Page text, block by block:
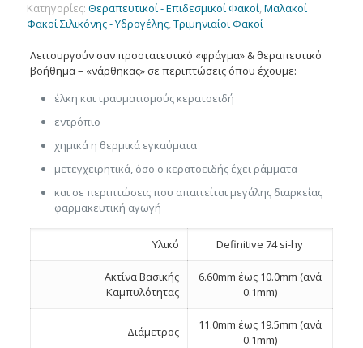
Κατηγορίες: Θεραπευτικοί - Επιδεσμικοί Φακοί,Μαλακοί
Φακοί Σιλικόνης - Υδρογέλης,Τριμηνιαίοι Φακοί
Λειτουργούν σαν προστατευτικό «φράγμα» & θεραπευτικό
βοήθημα – «νάρθηκας» σε περιπτώσεις όπου έχουμε:
έλκη και τραυματισμούς κερατοειδή
εντρόπιο
χημικά η θερμικά εγκαύματα
μετεγχειρητικά, όσο ο κερατοειδής έχει ράμματα
και σε περιπτώσεις που απαιτείται μεγάλης διαρκείας
φαρμακευτική αγωγή
Υλικό Definitive 74 si-hy
Ακτίνα Βασικής
Καμπυλότητας
6.60mm έως 10.0mm (ανά
0.1mm)
Διάμετρος
11.0mm έως 19.5mm (ανά
0.1mm)